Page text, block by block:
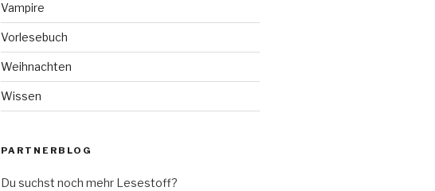
Vampire
Vorlesebuch
Weihnachten
Wissen
PARTNERBLOG
Du suchst noch mehr Lesestoff?